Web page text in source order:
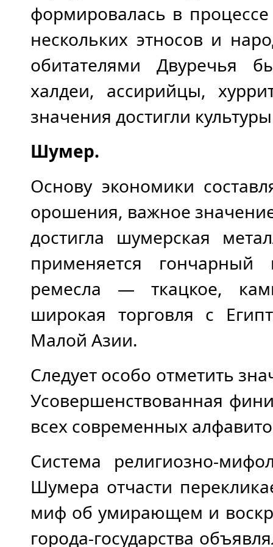
формировалась в
нескольких этносов и
обитателями Двуречья
халдеи, ассирийцы,
значения достигли
Шумер.
Основу экономики
орошения, важное
достигла шумерская
применяется гончарный
ремесла — ткацкое,
широкая торговля с
Малой Азии.
Следует особо отметить
Усовершенствованная
всех современных
Система религиозно-
Шумера отчасти
миф об умирающем и
города-государства